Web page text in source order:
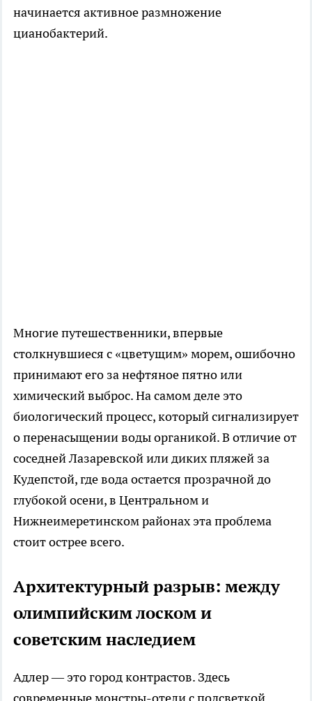
начинается активное размножение
цианобактерий.
Многие путешественники, впервые
столкнувшиеся с «цветущим» морем, ошибочно
принимают его за нефтяное пятно или
химический выброс. На самом деле это
биологический процесс, который сигнализирует
о перенасыщении воды органикой. В отличие от
соседней Лазаревской или диких пляжей за
Кудепстой, где вода остается прозрачной до
глубокой осени, в Центральном и
Нижнеимеретинском районах эта проблема
стоит острее всего.
Архитектурный разрыв: между
олимпийским лоском и
советским наследием
Адлер — это город контрастов. Здесь
современные монстры-отели с подсветкой